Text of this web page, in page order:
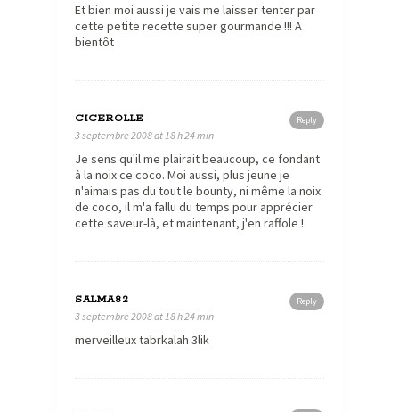
Et bien moi aussi je vais me laisser tenter par
cette petite recette super gourmande !!! A
bientôt
Reply
CICEROLLE
3 septembre 2008 at 18 h 24 min
Je sens qu'il me plairait beaucoup, ce fondant
à la noix ce coco. Moi aussi, plus jeune je
n'aimais pas du tout le bounty, ni même la noix
de coco, il m'a fallu du temps pour apprécier
cette saveur-là, et maintenant, j'en raffole !
Reply
SALMA82
3 septembre 2008 at 18 h 24 min
merveilleux tabrkalah 3lik